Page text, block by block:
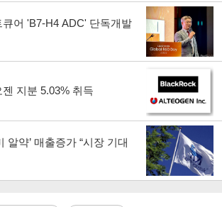
어 'B7-H4 ADC' 단독개발
지분 5.03% 취득
알약’ 매출증가 “시장 기대